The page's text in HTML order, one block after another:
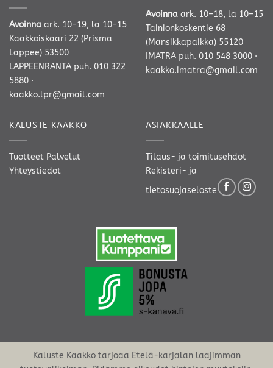
Avoinna ark. 10-19, la 10-15
Kaakkoiskaari 22 (Prisma
Lappee) 53500
LAPPEENRANTA puh. 010 322
5880 ·
kaakko.lpr@gmail.com
Avoinna ark. 10–18, la 10–15
Tainionkoskentie 68
(Mansikkapaikka) 55120
IMATRA puh. 010 548 3000 ·
kaakko.imatra@gmail.com
KALUSTE KAAKKO
Tuotteet Palvelut
Yhteystiedot
ASIAKKAALLE
Tilaus- ja toimitusehdot
Rekisteri- ja
tietosuojaseloste
Kaluste Kaakko tarjoaa Etelä-karjalan laajimman